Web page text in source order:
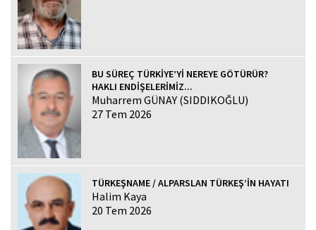
BU SÜREÇ TÜRKİYE’Yİ NEREYE GÖTÜRÜR?
HAKLI ENDİŞELERİMİZ...
Muharrem GÜNAY (SIDDIKOĞLU)
27 Tem 2026
TÜRKEŞNAME / ALPARSLAN TÜRKEŞ’İN HAYATI
Halim Kaya
20 Tem 2026